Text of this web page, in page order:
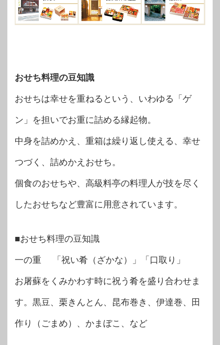
おせち料理の豆知識
おせちは幸せを重ねるという、いわゆる「ゲ
ン」を担いでお重に詰める縁起物。
中身を詰めかえ、重箱は繰り返し使える、幸せ
つづく、詰めかえおせち。
個食のおせちや、高級料亭の料理人が技を尽く
したおせちなど豊富に用意されています。
■おせち料理の豆知識
一の重 「祝い肴（ざかな）」「口取り」
お屠蘇をくみかわす時に祝う肴を盛り合わせま
す。黒豆、栗きんとん、昆布巻き、伊達巻、田
作り（ごまめ）、かまぼこ、など